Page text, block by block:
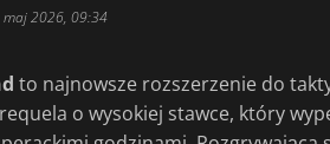
maj 2026, 09:34
to najnowsze rozszerzenie do
o wysokiej stawce, który